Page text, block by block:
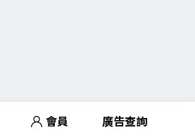
會員 廣告查詢